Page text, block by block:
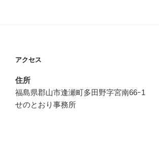
アクセス
住所
福島県郡山市逢瀬町多田野字宮
せのとおり事務所